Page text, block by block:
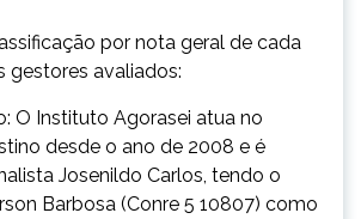
por nota geral de cada
gestores avaliados:
O Instituto Agorasei atua no
desde o ano de 2008 e é
Josenildo Carlos, tendo o
Barbosa (Conre 5 10807) como